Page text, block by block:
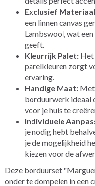
Exclusief
een linnen canvas
Lambswool, wat
geeft.
Kleurrijk Palet: Het
parelkleuren zorgt
ervaring.
Handige Maat: Met
borduurwerk ideaal
voor je huis te
Individuele
je nodig hebt
je de mogelijkheid
kiezen voor de
Deze borduurset
onder te dompelen in een